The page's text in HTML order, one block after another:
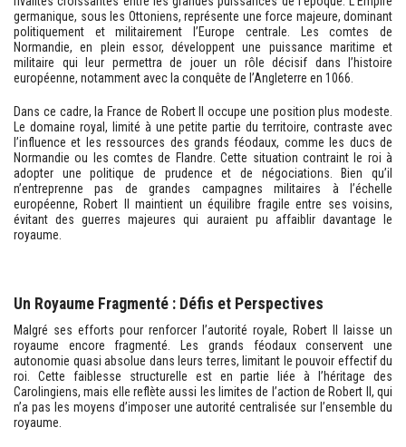
germanique, sous les Ottoniens, représente une force majeure, dominant
politiquement et militairement l’Europe centrale. Les comtes de
Normandie, en plein essor, développent une puissance maritime et
militaire qui leur permettra de jouer un rôle décisif dans l’histoire
européenne, notamment avec la conquête de l’Angleterre en 1066.
Dans ce cadre, la France de Robert II occupe une position plus modeste.
Le domaine royal, limité à une petite partie du territoire, contraste avec
l’influence et les ressources des grands féodaux, comme les ducs de
Normandie ou les comtes de Flandre. Cette situation contraint le roi à
adopter une politique de prudence et de négociations. Bien qu’il
n’entreprenne pas de grandes campagnes militaires à l’échelle
européenne, Robert II maintient un équilibre fragile entre ses voisins,
évitant des guerres majeures qui auraient pu affaiblir davantage le
royaume.
Un Royaume Fragmenté : Défis et Perspectives
Malgré ses efforts pour renforcer l’autorité royale, Robert II laisse un
royaume encore fragmenté. Les grands féodaux conservent une
autonomie quasi absolue dans leurs terres, limitant le pouvoir effectif du
roi. Cette faiblesse structurelle est en partie liée à l’héritage des
Carolingiens, mais elle reflète aussi les limites de l’action de Robert II, qui
n’a pas les moyens d’imposer une autorité centralisée sur l’ensemble du
royaume.